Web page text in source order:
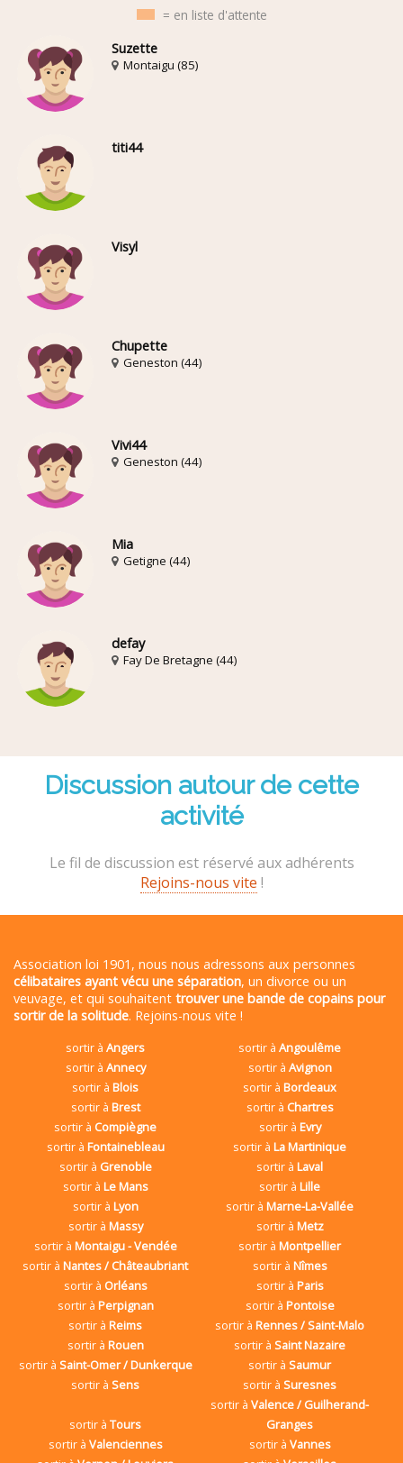
= en liste d'attente
Suzette
Montaigu (85)
titi44
Visyl
Chupette
Geneston (44)
Vivi44
Geneston (44)
Mia
Getigne (44)
defay
Fay De Bretagne (44)
Discussion autour de cette
activité
Le fil de discussion est réservé aux adhérents
Rejoins-nous vite !
Association loi 1901, nous nous adressons aux personnes
célibataires ayant vécu une séparation, un divorce ou un
veuvage, et qui souhaitent trouver une bande de copains pour
sortir de la solitude. Rejoins-nous vite !
sortir àAngers sortir àAngoulême
sortir à Annecy sortir à Avignon
sortir àBlois sortir àBordeaux
sortir à Brest sortir à Chartres
sortir à Compiègne sortir à Evry
sortir à Fontainebleau sortir àLa Martinique
sortir à Grenoble sortir àLaval
sortir à Le Mans sortir àLille
sortir à Lyon sortir àMarne-La-Vallée
sortir à Massy sortir à Metz
sortir à Montaigu - Vendée sortir àMontpellier
sortir àNantes / Châteaubriant sortir à Nîmes
sortir à Orléans sortir à Paris
sortir à Perpignan sortir à Pontoise
sortir àReims sortir àRennes / Saint-Malo
sortir à Rouen sortir àSaint Nazaire
sortir à Saint-Omer / Dunkerque sortir àSaumur
sortir àSens sortir àSuresnes
sortir àTours
sortir àValence / Guilherand-
Granges
sortir à Valenciennes sortir à Vannes